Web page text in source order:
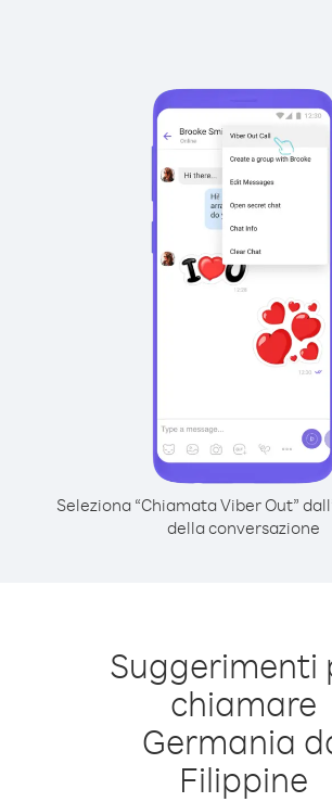
Seleziona “Chiamata Viber Out”
della conversazione
Suggerimenti
chiamare
Germania
Filippine